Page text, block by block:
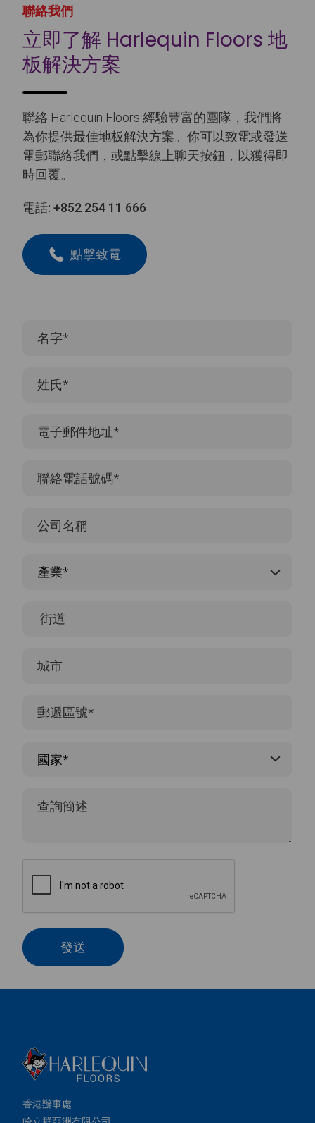
聯絡我們
立即了解 Harlequin Floors 地
板解決方案
聯絡 Harlequin Floors 經驗豐富的團隊，我們將
為你提供最佳地板解決方案。你可以致電或發送
電郵聯絡我們，或點擊線上聊天按鈕，以獲得即
時回覆。
電話: +852 254 11 666
點擊致電
發送
香港辦事處